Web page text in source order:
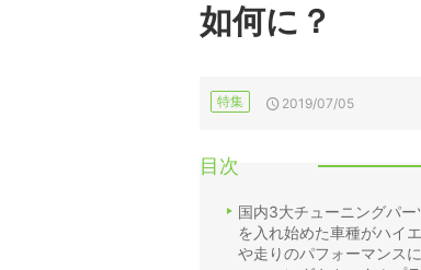
如何に？
特集 2019/07/05
目次
国内3大チューニングパ
を入れ始めた車種がハイ
や走りのパフォーマンス